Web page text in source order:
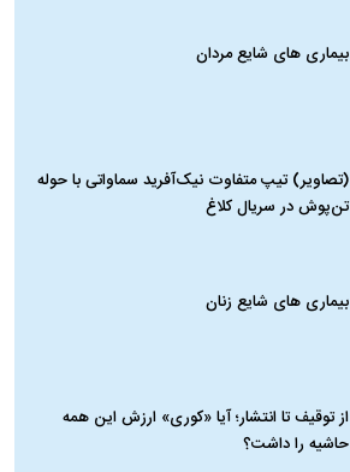
بیماری‌ های شایع مردان
(تصاویر) تیپ متفاوت نیک‌آفرید سماواتی با حوله
تن‌پوش در سریال کلاغ
بیماری‌ های شایع زنان
از توقیف تا انتشار؛ آیا «کوری» ارزش این همه
حاشیه را داشت؟